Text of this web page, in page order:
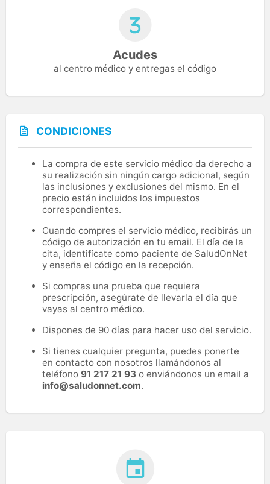
Acudes
al centro médico y entregas el código
CONDICIONES
La compra de este servicio médico da derecho a
su realización sin ningún cargo adicional, según
las inclusiones y exclusiones del mismo. En el
precio están incluidos los impuestos
correspondientes.
Cuando compres el servicio médico, recibirás un
código de autorización en tu email. El día de la
cita, identifícate como paciente de SaludOnNet
y enseña el código en la recepción.
Si compras una prueba que requiera
prescripción, asegúrate de llevarla el día que
vayas al centro médico.
Dispones de 90 días para hacer uso del servicio.
Si tienes cualquier pregunta, puedes ponerte
en contacto con nosotros llamándonos al
teléfono 91 217 21 93 o enviándonos un email a
info@saludonnet.com.